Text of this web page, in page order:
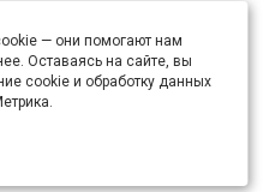
ул. Бауманская, д.20, стр. 3
— они помогают нам
Оставаясь на сайте, вы
cookie и обработку данных